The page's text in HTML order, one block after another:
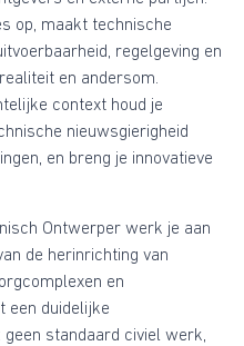
op, maakt technische
regelgeving en
en andersom.
context houd je
nieuwsgierigheid
en breng je innovatieve
Ontwerper werk je aan
de herinrichting van
en
een duidelijke
standaard civiel werk,